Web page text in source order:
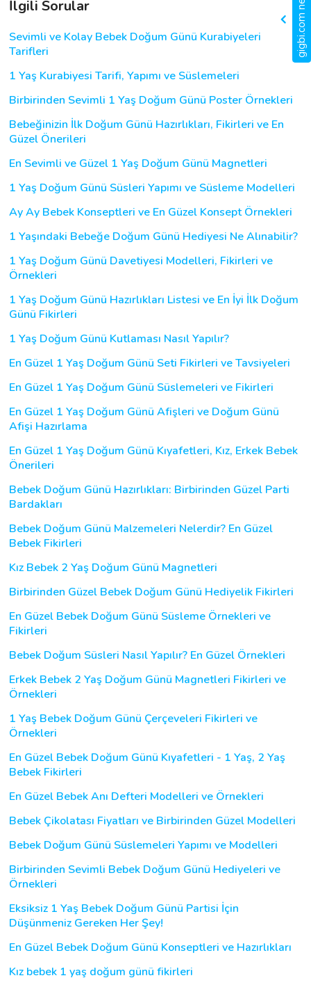
İlgili Sorular
Sevimli ve Kolay Bebek Doğum Günü Kurabiyeleri
Tarifleri
1 Yaş Kurabiyesi Tarifi, Yapımı ve Süslemeleri
Birbirinden Sevimli 1 Yaş Doğum Günü Poster Örnekleri
Bebeğinizin İlk Doğum Günü Hazırlıkları, Fikirleri ve En
Güzel Önerileri
En Sevimli ve Güzel 1 Yaş Doğum Günü Magnetleri
1 Yaş Doğum Günü Süsleri Yapımı ve Süsleme Modelleri
Ay Ay Bebek Konseptleri ve En Güzel Konsept Örnekleri
1 Yaşındaki Bebeğe Doğum Günü Hediyesi Ne Alınabilir?
1 Yaş Doğum Günü Davetiyesi Modelleri, Fikirleri ve
Örnekleri
1 Yaş Doğum Günü Hazırlıkları Listesi ve En İyi İlk Doğum
Günü Fikirleri
1 Yaş Doğum Günü Kutlaması Nasıl Yapılır?
En Güzel 1 Yaş Doğum Günü Seti Fikirleri ve Tavsiyeleri
En Güzel 1 Yaş Doğum Günü Süslemeleri ve Fikirleri
En Güzel 1 Yaş Doğum Günü Afişleri ve Doğum Günü
Afişi Hazırlama
En Güzel 1 Yaş Doğum Günü Kıyafetleri, Kız, Erkek Bebek
Önerileri
Bebek Doğum Günü Hazırlıkları: Birbirinden Güzel Parti
Bardakları
Bebek Doğum Günü Malzemeleri Nelerdir? En Güzel
Bebek Fikirleri
Kız Bebek 2 Yaş Doğum Günü Magnetleri
Birbirinden Güzel Bebek Doğum Günü Hediyelik Fikirleri
En Güzel Bebek Doğum Günü Süsleme Örnekleri ve
Fikirleri
Bebek Doğum Süsleri Nasıl Yapılır? En Güzel Örnekleri
Erkek Bebek 2 Yaş Doğum Günü Magnetleri Fikirleri ve
Örnekleri
1 Yaş Bebek Doğum Günü Çerçeveleri Fikirleri ve
Örnekleri
En Güzel Bebek Doğum Günü Kıyafetleri - 1 Yaş, 2 Yaş
Bebek Fikirleri
En Güzel Bebek Anı Defteri Modelleri ve Örnekleri
Bebek Çikolatası Fiyatları ve Birbirinden Güzel Modelleri
Bebek Doğum Günü Süslemeleri Yapımı ve Modelleri
Birbirinden Sevimli Bebek Doğum Günü Hediyeleri ve
Örnekleri
Eksiksiz 1 Yaş Bebek Doğum Günü Partisi İçin
Düşünmeniz Gereken Her Şey!
En Güzel Bebek Doğum Günü Konseptleri ve Hazırlıkları
Kız bebek 1 yaş doğum günü fikirleri
gigbi.com nedir?